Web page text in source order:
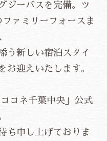
ジーバスを完備。ツ
ァミリーフォースま
う新しい宿泊スタイ
お迎えいたします。
コネ千葉中央」公式
ち申し上げておりま